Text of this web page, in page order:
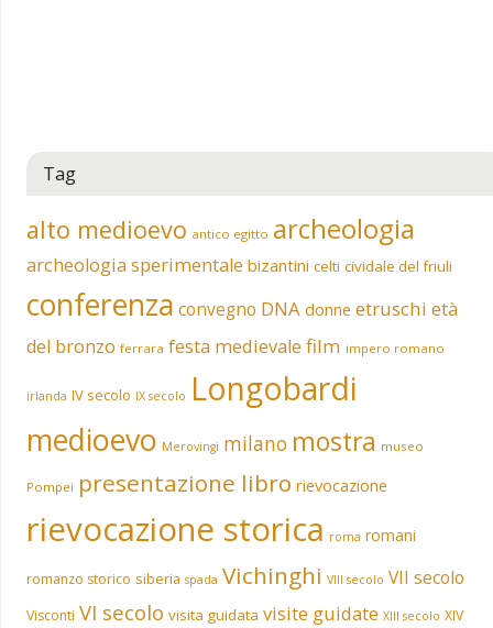
Tag
alto medioevo antico egitto archeologia
archeologia sperimentale bizantini celti cividale del friuli
conferenza convegno DNA donne etruschi età
del bronzo ferrara festa medievale film impero romano
irlanda IV secolo IX secolo Longobardi
medioevo Merovingi milano mostra museo
Pompei presentazione libro rievocazione
rievocazione storica roma romani
romanzo storico siberia spada Vichinghi VIII secolo VII secolo
Visconti VI secolo visita guidata visite guidate XIII secolo XIV